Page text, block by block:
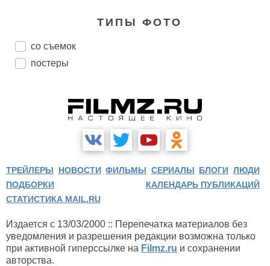
ТИПЫ ФОТО
со съемок
постеры
ТРЕЙЛЕРЫ НОВОСТИ ФИЛЬМЫ СЕРИАЛЫ БЛОГИ ЛЮДИ
ПОДБОРКИ
КАЛЕНДАРЬ ПУБЛИКАЦИЙ
СТАТИСТИКА MAIL.RU
Издается с 13/03/2000 :: Перепечатка материалов без
уведомления и разрешения редакции возможна только
при активной гиперссылке на Filmz.ru и сохранении
авторства.